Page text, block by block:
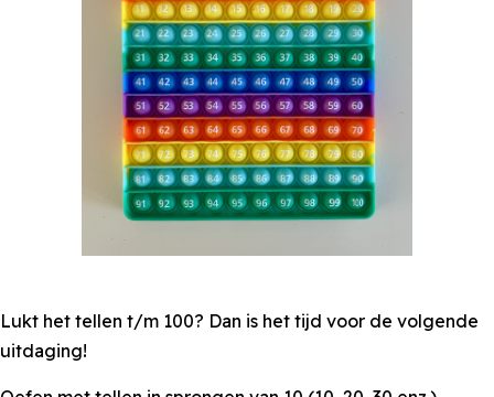
Lukt het tellen t/m 100? Dan is het tijd voor de volgende
uitdaging!